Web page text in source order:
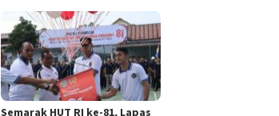
Semarak HUT RI ke-81, Lapas